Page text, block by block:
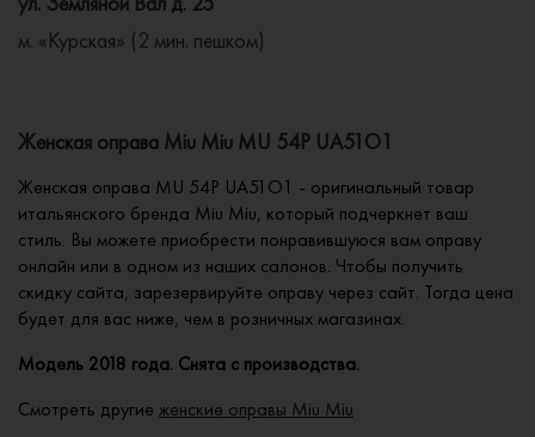
м. «Курская» (2 мин. пешком)
Женская оправа Miu Miu MU 54P UA51O1
Женская оправа MU 54P UA51O1 - оригинальный товар
итальянского бренда Miu Miu, который подчеркнет ваш
стиль. Вы можете приобрести понравившуюся вам оправу
онлайн или в одном из наших салонов. Чтобы получить
скидку сайта, зарезервируйте оправу через сайт. Тогда цена
будет для вас ниже, чем в розничных магазинах.
Модель 2018 года. Снята с производства.
Смотреть другие женские оправы Miu Miu